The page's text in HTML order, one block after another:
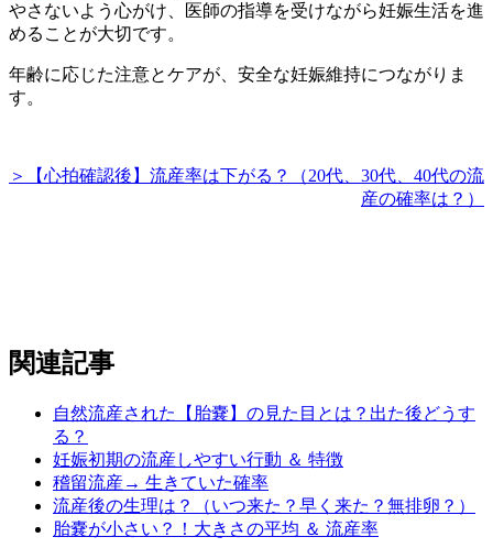
やさないよう心がけ、医師の指導を受けながら妊娠生活を進
めることが大切です。
年齢に応じた注意とケアが、安全な妊娠維持につながりま
す。
＞【心拍確認後】流産率は下がる？（20代、30代、40代の流
産の確率は？）
関連記事
自然流産された【胎嚢】の見た目とは？出た後どうす
る？
妊娠初期の流産しやすい行動 ＆ 特徴
稽留流産→ 生きていた確率
流産後の生理は？（いつ来た？早く来た？無排卵？）
胎嚢が小さい？！大きさの平均 ＆ 流産率